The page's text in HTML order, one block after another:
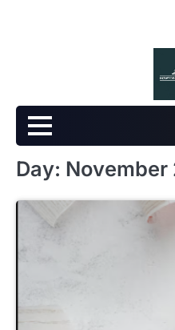
Day: November